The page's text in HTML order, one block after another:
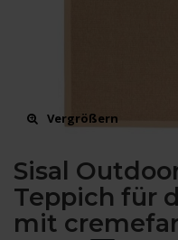
Vergrößern
Sisal Outdoor
Teppich für
mit